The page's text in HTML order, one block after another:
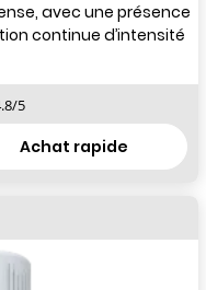
avec une présence
continue d’intensité
/5
Achat rapide